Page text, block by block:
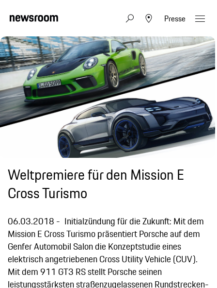
Presse
Weltpremiere für den Mission E
Cross Turismo
06.03.2018
Initialzündung für die Zukunft: Mit dem
Mission E Cross Turismo präsentiert Porsche auf dem
Genfer Automobil Salon die Konzeptstudie eines
elektrisch angetriebenen Cross Utility Vehicle (CUV).
Mit dem 911 GT3 RS stellt Porsche seinen
leistungsstärksten straßenzugelassenen Rundstrecken-